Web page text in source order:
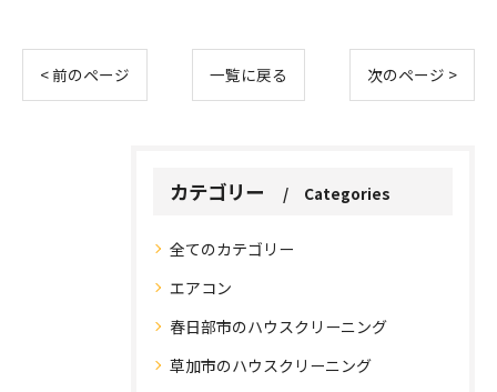
< 前のページ 一覧に戻る 次のページ >
カテゴリー Categories
全てのカテゴリー
エアコン
春日部市のハウスクリーニング
草加市のハウスクリーニング